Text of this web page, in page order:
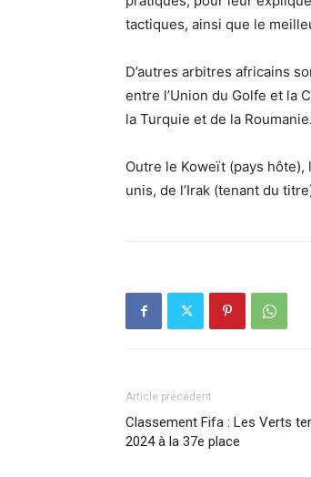
tactiques, ainsi que le
D’autres arbitres africains
entre l’Union du Golfe et la
la Turquie et de la Roumanie.
Outre le Koweït (pays hôte),
unis, de l’Irak (tenant du
Article précédent
Classement Fifa : Les Verts
2024 à la 37e place